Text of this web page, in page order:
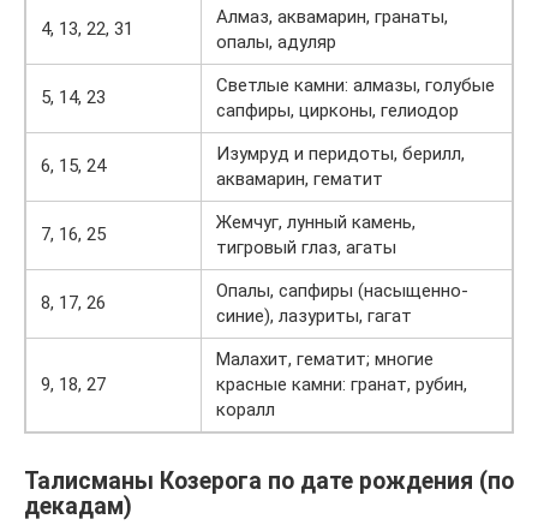
4, 13, 22, 31
Алмаз, аквамарин, гранаты,
опалы, адуляр
5, 14, 23
Светлые камни: алмазы, голубые
сапфиры, цирконы, гелиодор
6, 15, 24
Изумруд и перидоты, берилл,
аквамарин, гематит
7, 16, 25
Жемчуг, лунный камень,
тигровый глаз, агаты
8, 17, 26
Опалы, сапфиры (насыщенно-
синие), лазуриты, гагат
9, 18, 27
Малахит, гематит; многие
красные камни: гранат, рубин,
коралл
Талисманы Козерога по дате рождения (по
декадам)